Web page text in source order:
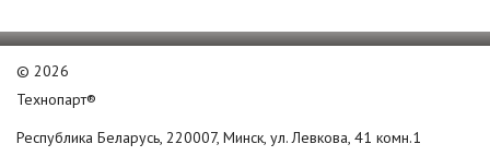
© 2026
Технопарт®
Республика Беларусь, 220007, Минск, ул. Левкова, 41 комн.1